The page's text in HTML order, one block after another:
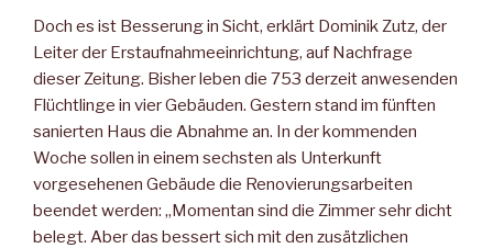
Doch es ist Besserung in Sicht, erklärt Dominik Zutz, der
Leiter der Erstaufnahmeeinrichtung, auf Nachfrage
dieser Zeitung. Bisher leben die 753 derzeit anwesenden
Flüchtlinge in vier Gebäuden. Gestern stand im fünften
sanierten Haus die Abnahme an. In der kommenden
Woche sollen in einem sechsten als Unterkunft
vorgesehenen Gebäude die Renovierungsarbeiten
beendet werden: „Momentan sind die Zimmer sehr dicht
belegt. Aber das bessert sich mit den zusätzlichen